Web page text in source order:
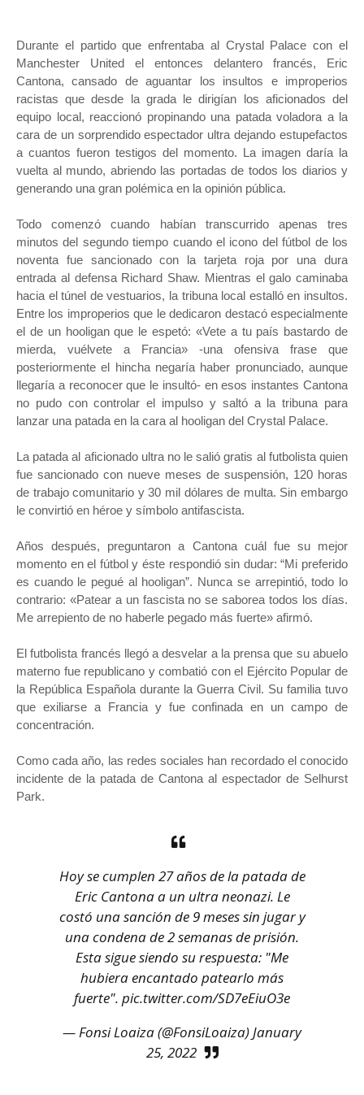
Durante el partido que enfrentaba al Crystal Palace con el
Manchester United el entonces delantero francés, Eric
Cantona, cansado de aguantar los insultos e improperios
racistas que desde la grada le dirigían los aficionados del
equipo local, reaccionó propinando una patada voladora a la
cara de un sorprendido espectador ultra dejando estupefactos
a cuantos fueron testigos del momento. La imagen daría la
vuelta al mundo, abriendo las portadas de todos los diarios y
generando una gran polémica en la opinión pública.
Todo comenzó cuando habían transcurrido apenas tres
minutos del segundo tiempo cuando el icono del fútbol de los
noventa fue sancionado con la tarjeta roja por una dura
entrada al defensa Richard Shaw. Mientras el galo caminaba
hacia el túnel de vestuarios, la tribuna local estalló en insultos.
Entre los improperios que le dedicaron destacó especialmente
el de un hooligan que le espetó: «Vete a tu país bastardo de
mierda, vuélvete a Francia» -una ofensiva frase que
posteriormente el hincha negaría haber pronunciado, aunque
llegaría a reconocer que le insultó- en esos instantes Cantona
no pudo con controlar el impulso y saltó a la tribuna para
lanzar una patada en la cara al hooligan del Crystal Palace.
La patada al aficionado ultra no le salió gratis al futbolista quien
fue sancionado con nueve meses de suspensión, 120 horas
de trabajo comunitario y 30 mil dólares de multa. Sin embargo
le convirtió en héroe y símbolo antifascista.
Años después, preguntaron a Cantona cuál fue su mejor
momento en el fútbol y éste respondió sin dudar: “Mi preferido
es cuando le pegué al hooligan”. Nunca se arrepintió, todo lo
contrario: «Patear a un fascista no se saborea todos los días.
Me arrepiento de no haberle pegado más fuerte» afirmó.
El futbolista francés llegó a desvelar a la prensa que su abuelo
materno fue republicano y combatió con el Ejército Popular de
la República Española durante la Guerra Civil. Su familia tuvo
que exiliarse a Francia y fue confinada en un campo de
concentración.
Como cada año, las redes sociales han recordado el conocido
incidente de la patada de Cantona al espectador de Selhurst
Park.
Hoy se cumplen 27 años de la patada de
Eric Cantona a un ultra neonazi. Le
costó una sanción de 9 meses sin jugar y
una condena de 2 semanas de prisión.
Esta sigue siendo su respuesta: "Me
hubiera encantado patearlo más
fuerte". pic.twitter.com/SD7eEiuO3e
— Fonsi Loaiza (@FonsiLoaiza)January
25, 2022